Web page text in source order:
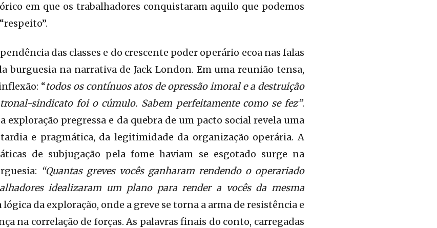
em que os trabalhadores conquistaram aquilo que podemos
das classes e do crescente poder operário ecoa nas falas
burguesia na narrativa de Jack London. Em uma reunião tensa,
“todos os contínuos atos deopressão imoral e a destruição
sindicato foi o cúmulo. Sabem perfeitamente como se fez”.
exploração pregressa e da quebra de um pacto social revela uma
e pragmática, da legitimidade da organização operária. A
de subjugação pela fome haviam se esgotado surge na
“Quantas greves vocês ganharam rendendo o operariado
idealizaram um plano para render a vocês da mesma
lógica da exploração, onde a greve se torna a arma de resistência e
na correlação de forças. As palavras finais do conto, carregadas